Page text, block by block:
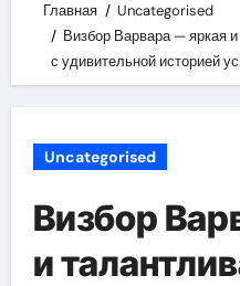
Главная
Uncategorised
Визбор Варвара — яркая
с удивительной историей
Uncategorised
Визбор
и